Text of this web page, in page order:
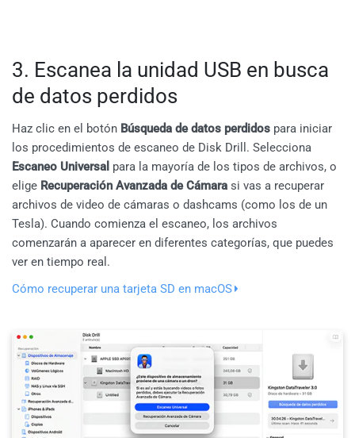
3. Escanea la unidad USB en busca
de datos perdidos
Haz clic en el botón Búsqueda de datos perdidos para iniciar
los procedimientos de escaneo de Disk Drill. Selecciona
Escaneo Universal para la mayoría de los tipos de archivos, o
elige Recuperación Avanzada de Cámara si vas a recuperar
archivos de video de cámaras o dashcams (como los de un
Tesla). Cuando comienza el escaneo, los archivos
comenzarán a aparecer en diferentes categorías, que puedes
ver en tiempo real.
Cómo recuperar una tarjeta SD en macOS